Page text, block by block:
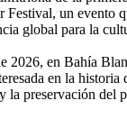
Festival, un evento
global para la
2026, en Bahía
en la historia
la preservación del